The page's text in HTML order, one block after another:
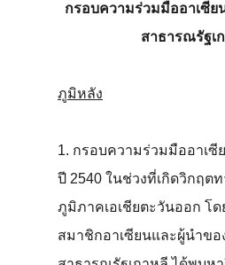
กรอบความร่วมมืออาเซีย
สาธารณรัฐเ
ภูมิหลัง
1. กรอบความร่วมมืออาเซี
ปี 2540 ในช่วงที่เกิดวิกฤตท
ภูมิภาคเอเชียตะวันออก โ
สมาชิกอาเซียนและผู้นำข